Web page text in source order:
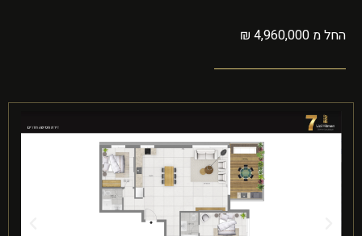
החל מ 4,960,000 ₪